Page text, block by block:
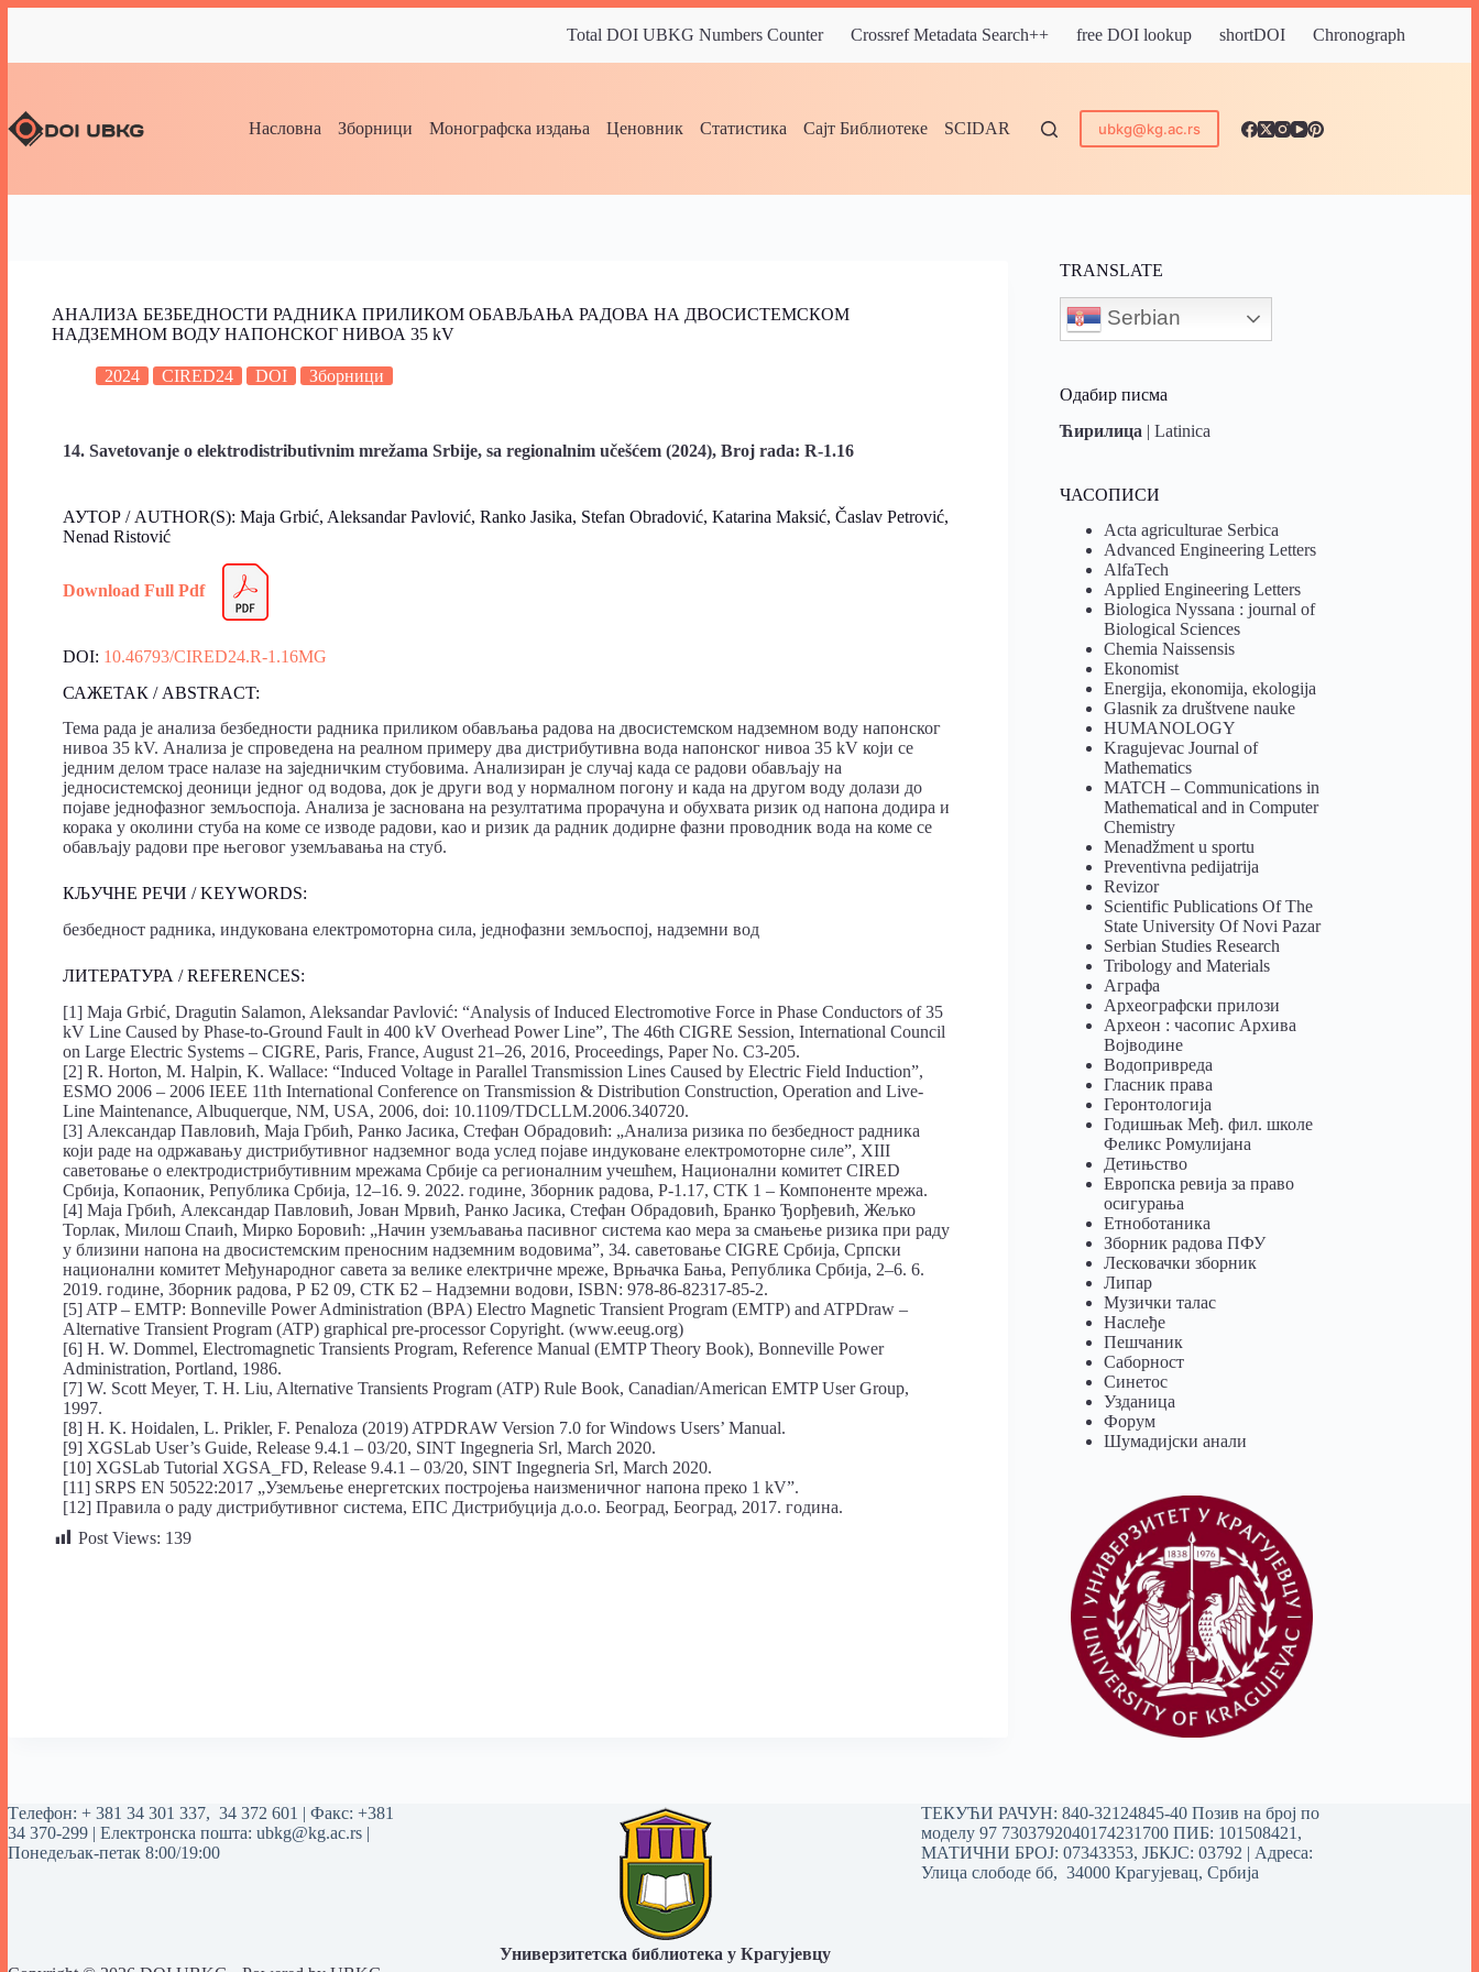
Total DOI UBKG Numbers Counter Crossref Metadata Search++ free DOI lookup shortDOI Chronograph
Насловна Зборници Монографска издања Ценовник Статистика Сајт Библиотеке SCIDAR ubkg@kg.ac.rs
АНАЛИЗА БЕЗБЕДНОСТИ РАДНИКА ПРИЛИКОМ ОБАВЉАЊА РАДОВА НА ДВОСИСТЕМСКОМ
НАДЗЕМНОМ ВОДУ НАПОНСКОГ НИВОА 35 kV
2024 CIRED24 DOI Зборници
14. Savetovanje o elektrodistributivnim mrežama Srbije, sa regionalnim učešćem (2024), Broj rada: R-1.16
АУТОР / AUTHOR(S): Maja Grbić, Aleksandar Pavlović, Ranko Jasika, Stefan Obradović, Katarina Maksić, Časlav Petrović,
Nenad Ristović
Download Full Pdf
DOI: 10.46793/CIRED24.R-1.16MG
САЖЕТАК / ABSTRACT:
Тема рада је анализа безбедности радника приликом обављања радова на двосистемском надземном воду напонског
нивоа 35 kV. Анализа је спроведена на реалном примеру два дистрибутивна вода напонског нивоа 35 kV који се
једним делом трасе налазе на заједничким стубовима. Анализиран је случај када се радови обављају на
једносистемској деоници једног од водова, док је други вод у нормалном погону и када на другом воду долази до
појаве једнофазног земљоспоја. Анализа је заснована на резултатима прорачуна и обухвата ризик од напона додира и
корака у околини стуба на коме се изводе радови, као и ризик да радник додирне фазни проводник вода на коме се
обављају радови пре његовог уземљавања на стуб.
КЉУЧНЕ РЕЧИ / KEYWORDS:
безбедност радника, индукована електромоторна сила, једнофазни земљоспој, надземни вод
ЛИТЕРАТУРА / REFERENCES:
[1] Maja Grbić, Dragutin Salamon, Aleksandar Pavlović: “Analysis of Induced Electromotive Force in Phase Conductors of 35
kV Line Caused by Phase-to-Ground Fault in 400 kV Overhead Power Lineˮ, The 46th CIGRE Session, International Council
on Large Electric Systems – CIGRE, Paris, France, August 21–26, 2016, Proceedings, Paper No. C3-205.
[2] R. Horton, M. Halpin, K. Wallace: “Induced Voltage in Parallel Transmission Lines Caused by Electric Field Inductionˮ,
ESMO 2006 – 2006 IEEE 11th International Conference on Transmission & Distribution Construction, Operation and Live-
Line Maintenance, Albuquerque, NM, USA, 2006, doi: 10.1109/TDCLLM.2006.340720.
[3] Александар Павловић, Маја Грбић, Ранко Јасика, Стефан Обрадовић: „Анализа ризика по безбедност радника
који раде на одржавању дистрибутивног надземног вода услед појаве индуковане електромоторне силе”, XIII
саветовање о електродистрибутивним мрежама Србије са регионалним учешћем, Национални комитет CIRED
Србија, Koпаоник, Република Србија, 12–16. 9. 2022. године, Зборник радова, Р-1.17, СТК 1 – Компоненте мрежа.
[4] Маја Грбић, Александар Павловић, Јован Мрвић, Ранко Јасика, Стефан Обрадовић, Бранко Ђорђевић, Жељко
Торлак, Милош Спаић, Мирко Боровић: „Начин уземљавања пасивног система као мера за смањење ризика при раду
у близини напона на двосистемским преносним надземним водовимаˮ, 34. саветовање CIGRE Србија, Српски
национални комитет Међународног савета за велике електричне мреже, Врњачка Бања, Република Србија, 2–6. 6.
2019. године, Зборник радова, Р Б2 09, СТК Б2 – Надземни водови, ISBN: 978-86-82317-85-2.
[5] ATP – EMTP: Bonneville Power Administration (BPA) Electro Magnetic Transient Program (EMTP) and ATPDraw –
Alternative Transient Program (ATP) graphical pre-processor Copyright. (www.eeug.org)
[6] H. W. Dommel, Electromagnetic Transients Program, Reference Manual (EMTP Theory Book), Bonneville Power
Administration, Portland, 1986.
[7] W. Scott Meyer, T. H. Liu, Alternative Transients Program (ATP) Rule Book, Canadian/American EMTP User Group,
1997.
[8] H. K. Hoidalen, L. Prikler, F. Penaloza (2019) ATPDRAW Version 7.0 for Windows Users’ Manual.
[9] XGSLab User’s Guide, Release 9.4.1 – 03/20, SINT Ingegneria Srl, March 2020.
[10] XGSLab Tutorial XGSA_FD, Release 9.4.1 – 03/20, SINT Ingegneria Srl, March 2020.
[11] SRPS EN 50522:2017 „Уземљење енергетских постројења наизменичног напона преко 1 kV”.
[12] Правила о раду дистрибутивног система, ЕПС Дистрибуција д.о.о. Београд, Београд, 2017. година.
Post Views: 139
TRANSLATE
Serbian
Одабир писма
Ћирилица |Latinica
ЧАСОПИСИ
Acta agriculturae Serbica
Advanced Engineering Letters
AlfaTech
Applied Engineering Letters
Biologica Nyssana : journal of
Biological Sciences
Chemia Naissensis
Ekonomist
Energija, ekonomija, ekologija
Glasnik za društvene nauke
HUMANOLOGY
Kragujevac Journal of
Mathematics
MATCH – Communications in
Mathematical and in Computer
Chemistry
Menadžment u sportu
Preventivna pedijatrija
Revizor
Scientific Publications Of The
State University Of Novi Pazar
Serbian Studies Research
Tribology and Materials
Аграфа
Археографски прилози
Археон : часопис Архива
Војводине
Водопривреда
Гласник права
Геронтологија
Годишњак Међ. фил. школе
Феликс Ромулијана
Детињство
Европска ревија за право
осигурања
Eтноботаника
Зборник радова ПФУ
Лесковачки зборник
Липар
Музички талас
Наслеђе
Пешчаник
Саборност
Синетос
Узданица
Форум
Шумадијски анали
Tелефон: + 381 34 301 337, 34 372 601 | Факс: +381
34 370-299 | Електронска пошта: ubkg@kg.ac.rs |
Понедељак-петак 8:00/19:00
Универзитетска библиотека у Крагујевцу
ТЕКУЋИ РАЧУН: 840-32124845-40 Позив на број по
моделу 97 7303792040174231700ПИБ: 101508421,
МАТИЧНИ БРОЈ: 07343353, ЈБКЈС: 03792 | Aдреса:
Улица слободе бб, 34000 Крагујевац, Србија